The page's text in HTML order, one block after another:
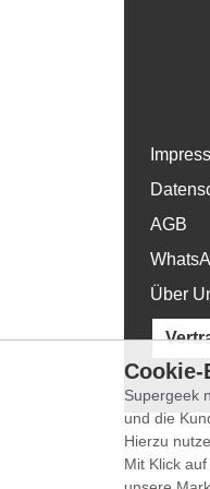
AGB
Über
Supergeek
und die
Hierzu
Mit Klick